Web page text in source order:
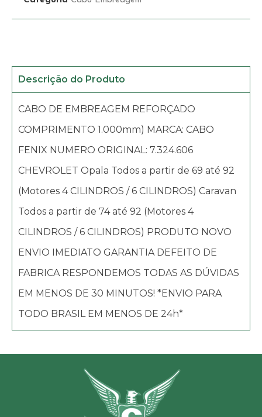
Descrição do Produto
CABO DE EMBREAGEM REFORÇADO
COMPRIMENTO 1.000mm) MARCA: CABO
FENIX NUMERO ORIGINAL: 7.324.606
CHEVROLET Opala Todos a partir de 69 até 92
(Motores 4 CILINDROS / 6 CILINDROS) Caravan
Todos a partir de 74 até 92 (Motores 4
CILINDROS / 6 CILINDROS) PRODUTO NOVO
ENVIO IMEDIATO GARANTIA DEFEITO DE
FABRICA RESPONDEMOS TODAS AS DÚVIDAS
EM MENOS DE 30 MINUTOS! *ENVIO PARA
TODO BRASIL EM MENOS DE 24h*